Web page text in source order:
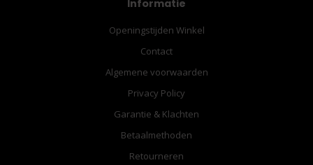
Informatie
Openingstijden Winkel
Contact
Algemene voorwaarden
Privacy Policy
Garantie & Klachten
Betaalmethoden
Retourneren